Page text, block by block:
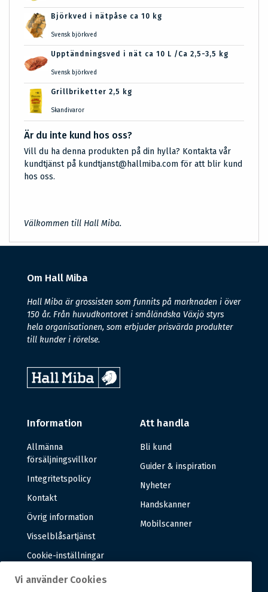
Björkved i nätpåse ca 10 kg
Svensk björkved
Upptändningsved i nät ca 10 L /Ca 2,5-3,5 kg
Svensk björkved
Grillbriketter 2,5 kg
Skandivaror
Är du inte kund hos oss?
Vill du ha denna produkten på din hylla? Kontakta vår
kundtjänst på kundtjanst@hallmiba.com för att blir kund
hos oss.
Välkommen till Hall Miba.
Om Hall Miba
Hall Miba är grossisten som funnits på marknaden i över
150 år. Från huvudkontoret i småländska Växjö styrs
hela organisationen, som erbjuder prisvärda produkter
till kunder i rörelse.
Information
Allmänna
försäljningsvillkor
Integritetspolicy
Kontakt
Övrig information
Visselblåsartjänst
Cookie-inställningar
Att handla
Bli kund
Guider & inspiration
Nyheter
Handskanner
Mobilscanner
Vi använder Cookies